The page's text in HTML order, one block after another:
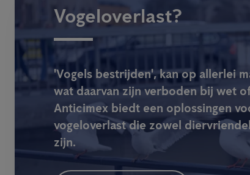
Vogeloverlast?
'Vogels bestrijden', kan op allerlei
wat daarvan zijn verboden bij wet
Anticimex biedt een oplossingen
vogeloverlast die zowel
zijn.